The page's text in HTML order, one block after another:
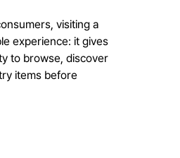
visiting a
experience: it gives
to browse, discover
items before